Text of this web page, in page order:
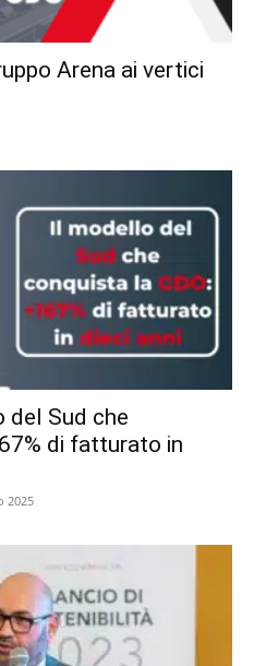
Arena ai vertici
del Sud che
di fatturato in
2025